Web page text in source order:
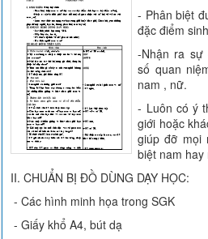
- Phân biệt
đặc điểm
-Nhận ra sự
số quan
nam , nữ.
- Luôn có ý
giới hoặc
giúp đỡ mọi
biệt nam hay
II. CHUẨN BỊ ĐỒ DÙNG DẠY HỌC:
- Các hình minh họa trong SGK
- Giấy khổ A4, bút dạ